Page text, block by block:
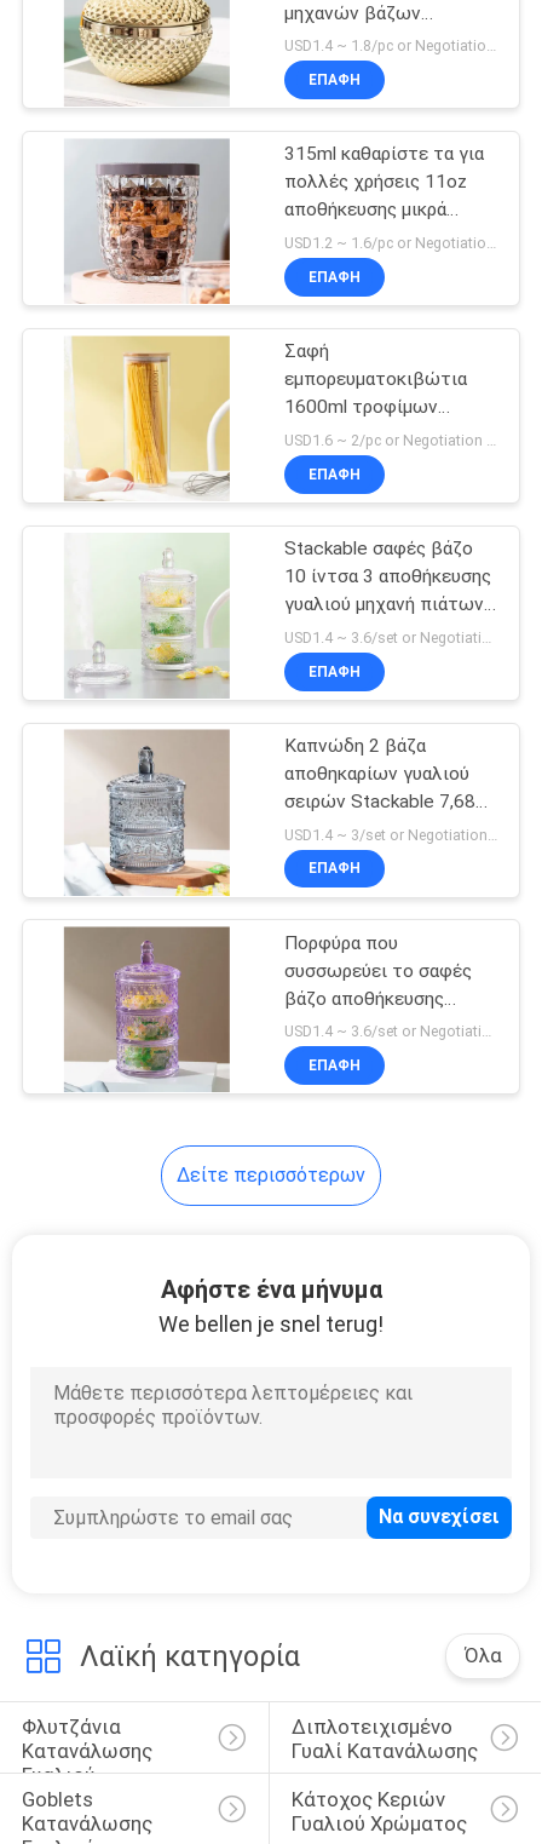
ΙΣΤΟΛΌΓΙΟ
SITEMAP
PRIVACY
POLICY
Κάτοχος κεριών
γυαλιού χρώματος
31
Γυαλί εγχώριων
διακοσμήσεων
21
Εμπορεύματα
κουζινών γυαλιού
20
στάμνα νερού
γυαλιού
Σαφές βάζο
αποθήκευσης
Διαμορφωμένα
βάζα γυαλιού
Καράφα κρασιού
κρυστάλλου
μηχανών βάζων
καλυμμένων χρυσός που
πιέζονται για τη ζάχαρη
κύβων
USD1.4 ~ 1.8/pc or Negotiation MOQ:20000 PC
ΕΠΑΦΉ
315ml καθαρίστε τα για
πολλές χρήσεις 11oz
αποθήκευσης μικρά
φλυτζάνια κεριών
γυαλιού μεταλλικών
κουτιών
USD1.2 ~ 1.6/pc or Negotiation MOQ:10000 PC
ΕΠΑΦΉ
Σαφή
εμπορευματοκιβώτια
1600ml τροφίμων
βάζων αποθήκευσης
γυαλιού Borosilicate
ύψος 11 ίντσας με το
ΕΠΑΦΉ
Stackable σαφές βάζο
10 ίντσα 3 αποθήκευσης
γυαλιού μηχανή πιάτων
καραμελών γυαλιού
σειρών που πιέζεται
ΕΠΑΦΉ
Καπνώδη 2 βάζα
αποθηκαρίων γυαλιού
σειρών Stackable 7,68
ίντσα για το μπισκότο
καραμελών
ΕΠΑΦΉ
Πορφύρα που
συσσωρεύει το σαφές
βάζο αποθήκευσης
γυαλιού τριών
επιπέδων πιάτο
καραμελών γυαλιού 10
USD1.4 ~ 3.6/set or Negotiation MOQ:10000 σύνολα
ΕΠΑΦΉ
Δείτε περισσότερων
Αφήστε ένα μήνυμα
We bellen je snel terug!
Λαϊκή κατηγορία Όλα
Φλυτζάνια
Κατανάλωσης
Γυαλιού
Διπλοτειχισμένο
Γυαλί Κατανάλωσης
Goblets
Κατανάλωσης
Κάτοχος Κεριών
Γυαλιού Χρώματος